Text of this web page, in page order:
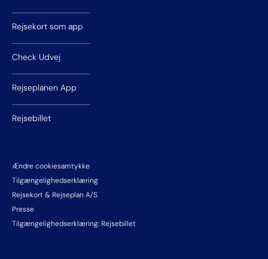
Rejsekort som app
Check Udvej
Rejseplanen App
Rejsebillet
Ændre cookiesamtykke
Tilgængelighedserklæring
Rejsekort & Rejseplan A/S
Presse
Tilgængelighedserklæring: Rejsebillet